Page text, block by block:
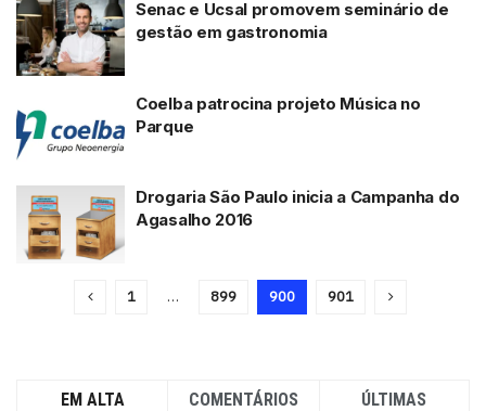
Senac e Ucsal promovem seminário de
gestão em gastronomia
Coelba patrocina projeto Música no
Parque
Drogaria São Paulo inicia a Campanha do
Agasalho 2016
1 … 899 900 901
EM ALTA COMENTÁRIOS ÚLTIMAS